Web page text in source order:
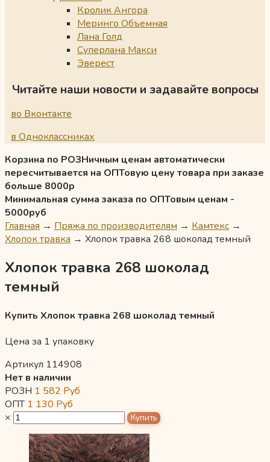
Кролик Ангора
Меринго Объемная
Лана Голд
Суперлана Макси
Эверест
Читайте наши новости и задавайте вопросы
во Вконтакте
в Одноклассниках
Корзина по РОЗНичным ценам автоматически
пересчитывается на ОПТовую цену товара при заказе
больше 8000р
Минимальная сумма заказа по ОПТовым ценам -
5000руб
Главная → Пряжа по производителям → Камтекс →
Хлопок травка → Хлопок травка 268 шоколад темный
Хлопок травка 268 шоколад
темный
Купить Хлопок травка 268 шоколад темный
Цена за 1 упаковку
Артикул 114908
Нет в наличии
РОЗН 1 582 Руб
ОПТ 1 130 Руб
×